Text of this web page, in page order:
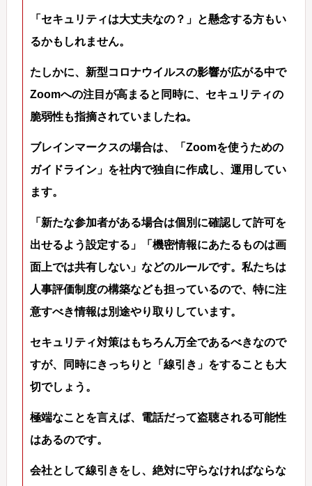
「セキュリティは大丈夫なの？」と懸念する方もい
るかもしれません。
たしかに、新型コロナウイルスの影響が広がる中で
Zoomへの注目が高まると同時に、セキュリティの
脆弱性も指摘されていましたね。
ブレインマークスの場合は、「Zoomを使うための
ガイドライン」を社内で独自に作成し、運用してい
ます。
「新たな参加者がある場合は個別に確認して許可を
出せるよう設定する」「機密情報にあたるものは画
面上では共有しない」などのルールです。私たちは
人事評価制度の構築なども担っているので、特に注
意すべき情報は別途やり取りしています。
セキュリティ対策はもちろん万全であるべきなので
すが、同時にきっちりと「線引き」をすることも大
切でしょう。
極端なことを言えば、電話だって盗聴される可能性
はあるのです。
会社として線引きをし、絶対に守らなければならな